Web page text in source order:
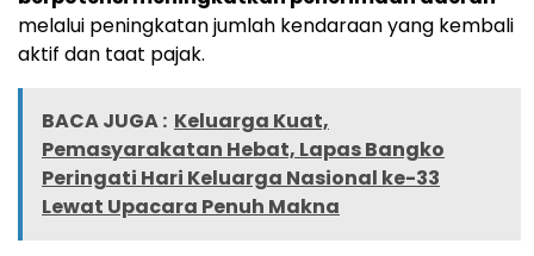
melalui peningkatan jumlah kendaraan yang kembali
aktif dan taat pajak.
BACA JUGA : Keluarga Kuat,
Pemasyarakatan Hebat, Lapas Bangko
Peringati Hari Keluarga Nasional ke-33
Lewat Upacara Penuh Makna